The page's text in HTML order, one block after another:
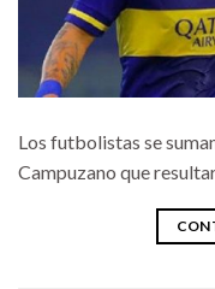
Los futbolistas se
Campuzano que